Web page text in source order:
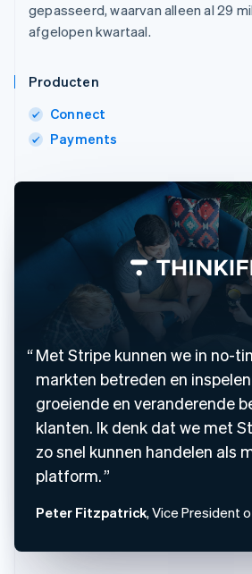
gepasseerd, waarvan alleen al 29
afgelopen kwartaal.
Producten
Connect
Payments
Met Stripe kunnen we in no-
markten betreden en
groeiende en veranderende
klanten. Ik denk dat we met
zo snel kunnen handelen als
platform.
Peter Fitzpatrick, Vice President